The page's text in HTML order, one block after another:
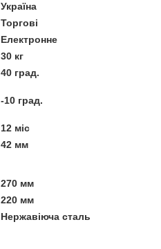
Україна
Торгові
Електронне
30 кг
40 град.
-10 град.
12 міс
42 мм
270 мм
220 мм
Нержавіюча сталь